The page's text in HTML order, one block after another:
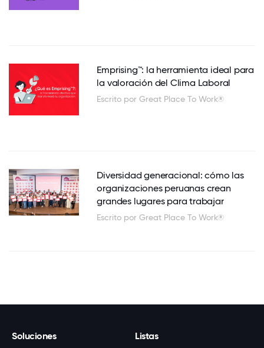
Emprising™: la herramienta ideal para
la valoración del Clima Laboral
Escrito por Great Place To Work®
Diversidad generacional: cómo las
organizaciones peruanas crean
grandes lugares para trabajar
Escrito por Great Place To Work®
Soluciones Listas